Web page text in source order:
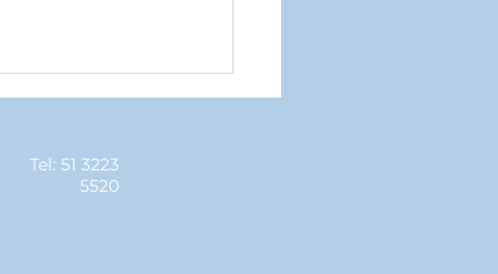
Tel: 51 3223
5520